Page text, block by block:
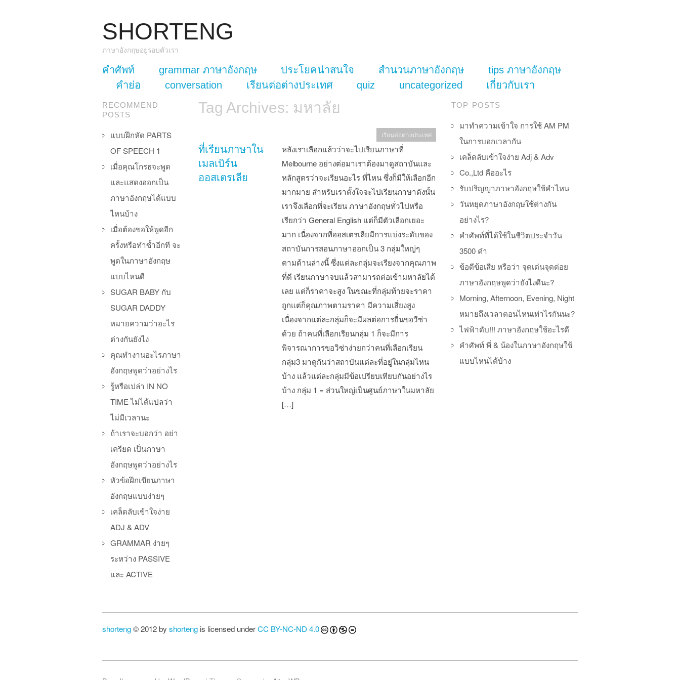
SHORTENG
ภาษาอังกฤษอยู่รอบตัวเรา
Main Menu
skip to content
คำศัพท์ grammar ภาษาอังกฤษ ประโยคน่าสนใจ สำนวนภาษาอังกฤษ
tips ภาษาอังกฤษ
คำย่อ
conversation เรียนต่อต่างประเทศ quiz uncategorized เกี่ยวกับเรา
Tag Archives: มหาลัย
ที่เรียนภาษาใน
เมลเบิร์น
ออสเตรเลีย
หลังเราเลือกแล้วว่าจะไปเรียนภาษาที่
Melbourne อย่างต่อมาเราต้องมาดูสถาบันและ
หลักสูตรว่าจะเรียนอะไร ที่ไหน ซึ่งก็มีให้เลือกอีก
มากมาย สำหรับเราตั้งใจจะไปเรียนภาษาดังนั้น
เราจึงเลือกที่จะเรียน ภาษาอังกฤษทั่วไปหรือ
เรียกว่า General English แต่ก็มีตัวเลือกเยอะ
มาก เนื่องจากที่ออสเตรเลียมีการแบ่งระดับของ
สถาบันการสอนภาษาออกเป็น 3 กลุ่มใหญ่ๆ
ตามด้านล่างนี้ ซึ่งแต่ละกลุ่มจะเรียงจากคุณภาพ
ที่ดี เรียนภาษาจบแล้วสามารถต่อเข้ามหาลัยได้
เลย แต่ก็ราคาจะสูง ในขณะที่กลุ่มท้ายจะราคา
ถูกแต่ก็คุณภาพตามราคา มีความเสี่ยงสูง
เนื่องจากแต่ละกลุ่มก็จะมีผลต่อการยื่นขอวีซ่า
ด้วย ถ้าคนที่เลือกเรียนกลุ่ม 1 ก็จะมีการ
พิจารณาการขอวิซ่าง่ายกว่าคนที่เลือกเรียน
กลุ่ม3 มาดูกันว่าสถาบันแต่ละที่อยู่ในกลุ่มไหน
บ้าง แล้วแต่ละกลุ่มมีข้อเปรียบเทียบกันอย่างไร
บ้าง กลุ่ม 1 = ส่วนใหญ่เป็นศูนย์ภาษาในมหาลัย
[…]
เรียนต่อต่างประเทศ
RECOMMEND
POSTS
แบบฝึกหัด PARTS
OF SPEECH 1
เมื่อคุณโกรธจะพูด
และแสดงออกเป็น
ภาษาอังกฤษได้แบบ
ไหนบ้าง
เมื่อต้องขอให้พูดอีก
ครั้งหรือทำซ้ำอีกที จะ
พูดในภาษาอังกฤษ
แบบไหนดี
SUGAR BABY กับ
SUGAR DADDY
หมายความว่าอะไร
ต่างกันยังไง
คุณทำงานอะไรภาษา
อังกฤษพูดว่าอย่างไร
รู้หรือเปล่า IN NO
TIME ไม่ได้แปลว่า
ไม่มีเวลานะ
ถ้าเราจะบอกว่า อย่า
เครียด เป็นภาษา
อังกฤษพูดว่าอย่างไร
หัวข้อฝึกเขียนภาษา
อังกฤษแบบง่ายๆ
เคล็ดลับเข้าใจง่าย
ADJ & ADV
GRAMMAR ง่ายๆ
ระหว่าง PASSIVE
และ ACTIVE
TOP POSTS
มาทำความเข้าใจ การใช้ AM PM
ในการบอกเวลากัน
เคล็ดลับเข้าใจง่าย Adj & Adv
Co.,Ltd คืออะไร
รับปริญญาภาษาอังกฤษใช้คำไหน
วันหยุดภาษาอังกฤษใช้ต่างกัน
อย่างไร?
คำศัพท์ที่ได้ใช้ในชีวิตประจำวัน
3500 คำ
ข้อดีข้อเสีย หรือว่า จุดเด่นจุดด่อย
ภาษาอังกฤษพูดว่ายังไงดีนะ?
Morning, Afternoon, Evening, Night
หมายถึงเวลาตอนไหนเท่าไรกันนะ?
ไฟฟ้าดับ!!! ภาษาอังกฤษใช้อะไรดี
คำศัพท์ พี่ & น้องในภาษาอังกฤษใช้
แบบไหนได้บ้าง
shorteng© 2012 by shorteng is licensed underCC BY-NC-ND 4.0